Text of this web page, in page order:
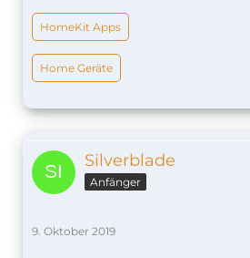
HomeKit Apps
Home Geräte
Silverblade
Anfänger
9. Oktober 2019